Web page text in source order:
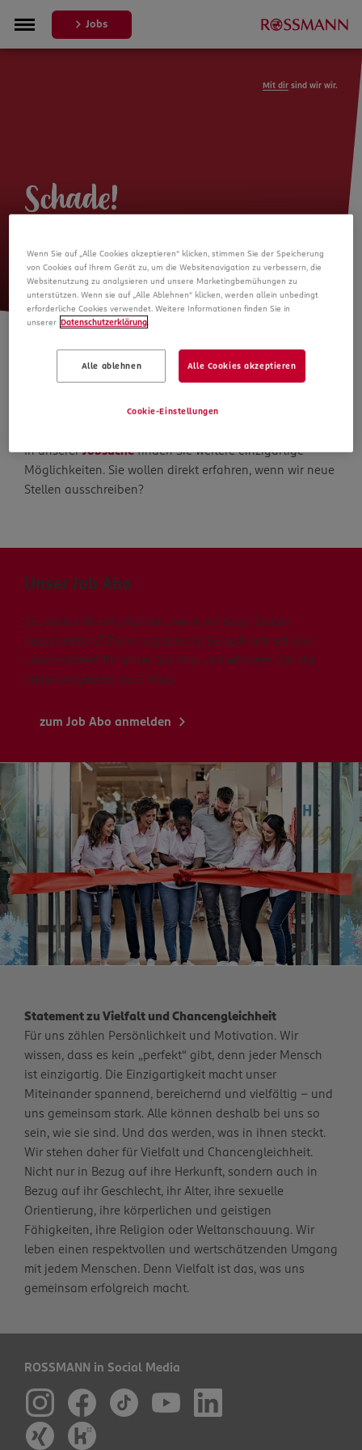
Jobs
Mit dir sind wir wir.
Schade!
mehr verfügbar
Die Suche geht weiter
In unsererJobsuchefinden Sie weitere einzigartige
Möglichkeiten. Sie wollen direkt erfahren, wenn wir neue
Stellen ausschreiben?
Unser Job Abo
Sie wollen direkt erfahren, wenn wir neue Stellen
ausschreiben? Dann registrieren Sie sich schnell und
unkompliziert für unser Job Abo und erhalten Sie alle
Stellenangebote via E-Mail.
zum Job Abo anmelden
Statement zu Vielfalt und Chancengleichheit
Für uns zählen Persönlichkeit und Motivation. Wir
wissen, dass es kein „perfekt“ gibt, denn jeder Mensch
ist einzigartig. Die Einzigartigkeit macht unser
Miteinander spannend, bereichernd und vielfältig – und
uns gemeinsam stark. Alle können deshalb bei uns so
sein, wie sie sind. Und das werden, was in ihnen steckt.
Wir stehen daher für Vielfalt und Chancengleichheit.
Nicht nur in Bezug auf ihre Herkunft, sondern auch in
Bezug auf ihr Geschlecht, ihr Alter, ihre sexuelle
Orientierung, ihre körperlichen und geistigen
Fähigkeiten, ihre Religion oder Weltanschauung. Wir
leben einen respektvollen und wertschätzenden Umgang
mit jedem Menschen. Denn Vielfalt ist das, was uns
gemeinsam erfolgreich macht.
ROSSMANN in Social Media
Wenn Sie auf „Alle Cookies akzeptieren“ klicken, stimmen Sie der Speicherung
von Cookies auf Ihrem Gerät zu, um die Websitenavigation zu verbessern, die
Websitenutzung zu analysieren und unsere Marketingbemühungen zu
unterstützen. Wenn sie auf „Alle Ablehnen“ klicken, werden allein unbedingt
erforderliche Cookies verwendet. Weitere Informationen finden Sie in
unserer Datenschutzerklärung
Alle ablehnen Alle Cookies akzeptieren
Cookie-Einstellungen